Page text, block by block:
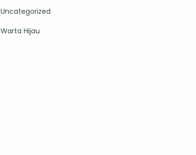
Uncategorized
Warta Hijau